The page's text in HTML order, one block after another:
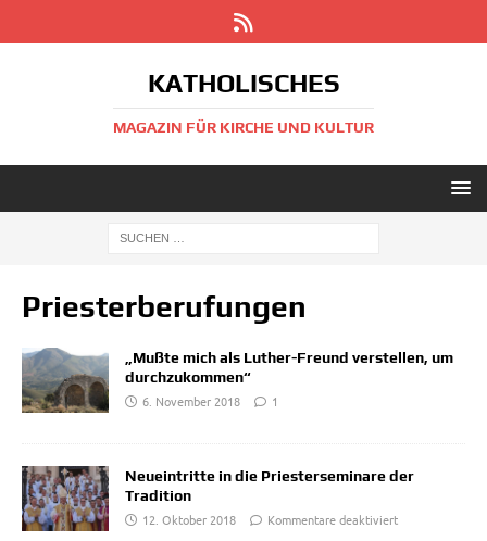
KATHOLISCHES
MAGAZIN FÜR KIRCHE UND KULTUR
Priesterberufungen
„Mußte mich als Luther-Freund verstellen, um
durchzukommen“
6. November 2018
1
Neueintritte in die Priesterseminare der
Tradition
12. Oktober 2018
Kommentare deaktiviert